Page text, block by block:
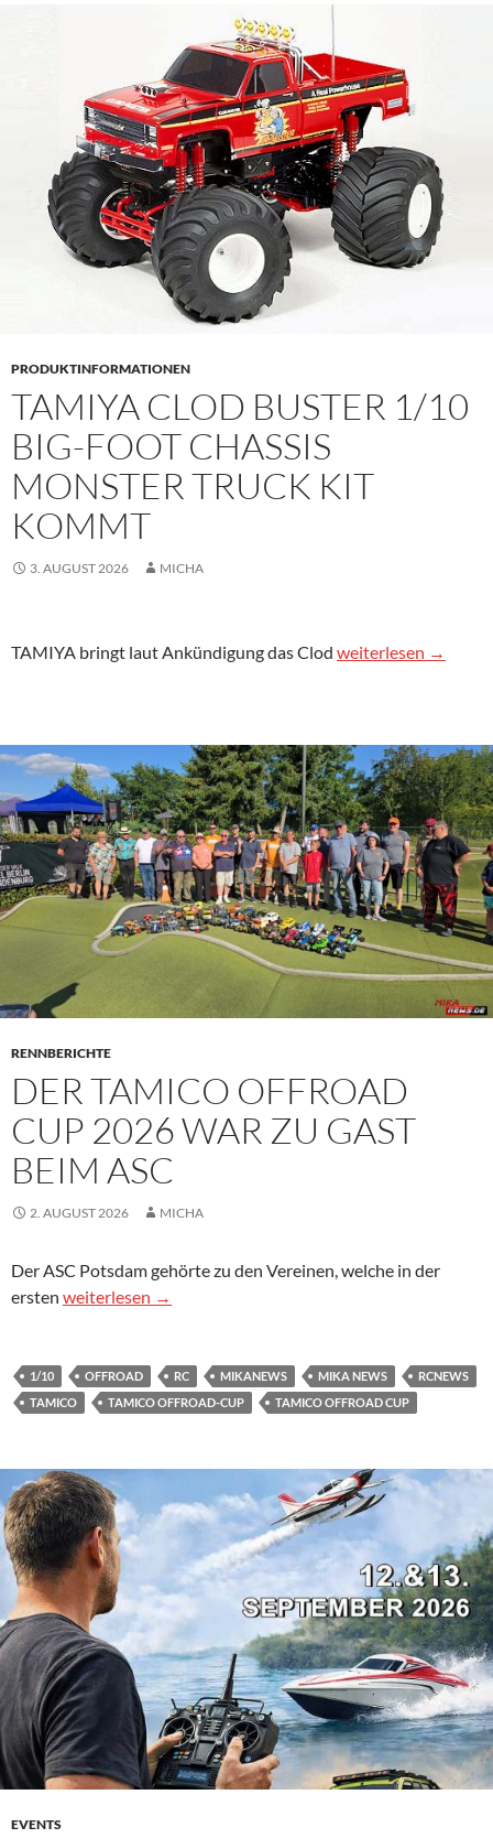
PRODUKTINFORMATIONEN
TAMIYA CLOD BUSTER 1/10
BIG-FOOT CHASSIS
MONSTER TRUCK KIT
KOMMT
3. AUGUST 2026 MICHA
TAMIYA bringt laut Ankündigung das Clod TAMIYA Clod
weiterlesen →
RENNBERICHTE
DER TAMICO OFFROAD
CUP 2026 WAR ZU GAST
BEIM ASC
2. AUGUST 2026 MICHA
Der ASC Potsdam gehörte zu den Vereinen, welche in der
ersten Der Tamico Offroad Cup 2026 war zu Gast beim ASC
weiterlesen →
1/10 OFFROAD RC MIKANEWS MIKA NEWS
RCNEWS
TAMICO
TAMICO OFFROAD-CUP TAMICO OFFROAD CUP
EVENTS